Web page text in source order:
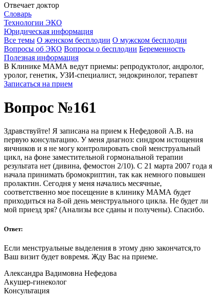
Отвечает доктор
Словарь
Технологии ЭКО
Юридическая информация
Все темы О женском бесплодии О мужском бесплодии
Вопросы об ЭКО Вопросы о бесплодии Беременность
Полезная информация
В Клинике МАМА ведут приемы: репродуктолог, андролог,
уролог, генетик, УЗИ-специалист, эндокринолог, терапевт
Записаться на прием
Вопрос №161
Здравствуйте! Я записана на прием к Нефедовой А.В. на
первую консультацию. У меня диагноз: синдром истощения
яичников и я не могу контролировать свой менструальный
цикл, на фоне заместительной гормональной терапии
результата нет (дивина, фемостон 2/10). С 21 марта 2007 года я
начала принимать бромокриптин, так как немного повышен
пролактин. Сегодня у меня начались месячные,
соответственно мое посещение в клинику МАМА будет
приходиться на 8-ой день менструального цикла. Не будет ли
мой приезд зря? (Анализы все сданы и получены). Спасибо.
Ответ:
Если менструальные выделения в этому дню закончатся,то
Ваш визит будет вовремя. Жду Вас на приеме.
Александра Вадимовна Нефедова
Акушер-гинеколог
Консультация